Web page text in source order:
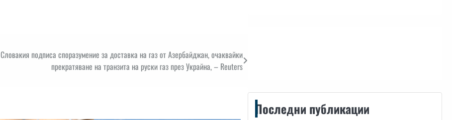
Словакия подписа споразумение за доставка на газ от Азербайджан, очаквайки
прекратяване на транзита на руски газ през Украйна, – Reuters
Последни публикации